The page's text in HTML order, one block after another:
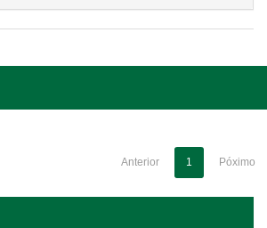
Anterior 1 Póximo